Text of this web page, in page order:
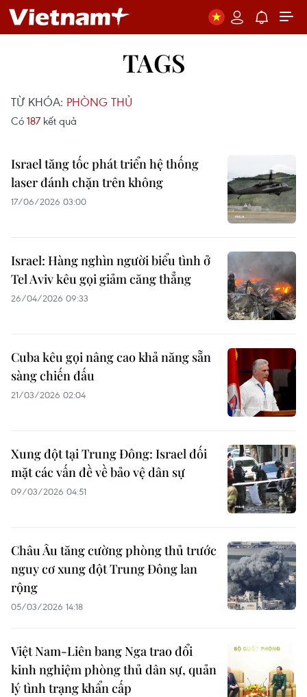
TAGS
TỪ KHÓA: PHÒNG THỦ
Có 187 kết quả
Israel tăng tốc phát triển hệ thống
laser đánh chặn trên không
17/06/2026 03:00
Israel: Hàng nghìn người biểu tình ở
Tel Aviv kêu gọi giảm căng thẳng
26/04/2026 09:33
Cuba kêu gọi nâng cao khả năng sẵn
sàng chiến đấu
21/03/2026 02:04
Xung đột tại Trung Đông: Israel đối
mặt các vấn đề về bảo vệ dân sự
09/03/2026 04:51
Châu Âu tăng cường phòng thủ trước
nguy cơ xung đột Trung Đông lan
rộng
05/03/2026 14:18
Việt Nam-Liên bang Nga trao đổi
kinh nghiệm phòng thủ dân sự, quản
lý tình trạng khẩn cấp